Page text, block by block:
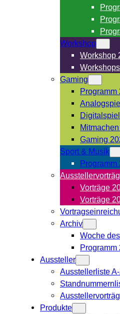
Workshop
Workshop
Gaming
Programm
Gaming
Sport & Musik
Programm
Vorträge
Vorträge
Archiv
Woche
Programm
Aussteller
Ausstellerliste
Produkte